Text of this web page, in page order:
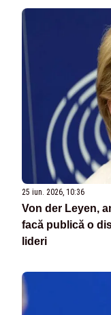
25 iun. 2026, 10:36
Von der Leyen,
facă publică o
lideri